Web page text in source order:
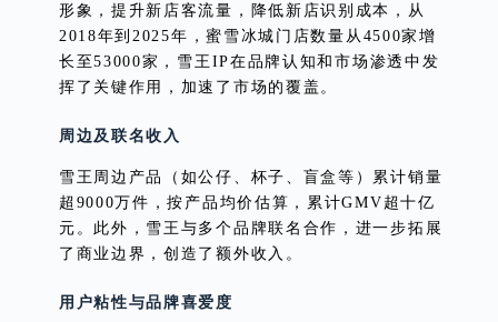
形象，提升新店客流量，降低新店识别成本，从
2018年到2025年，蜜雪冰城门店数量从4500家增
长至53000家，雪王IP在品牌认知和市场渗透中发
挥了关键作用，加速了市场的覆盖。
周边及联名收入
雪王周边产品（如公仔、杯子、盲盒等）累计销量
超9000万件，按产品均价估算，累计GMV超十亿
元。此外，雪王与多个品牌联名合作，进一步拓展
了商业边界，创造了额外收入。
用户粘性与品牌喜爱度